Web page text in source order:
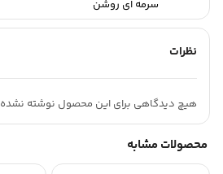
سرمه ای روشن
نظرات
هیچ دیدگاهی برای این محصول نوشته
محصولات مشابه